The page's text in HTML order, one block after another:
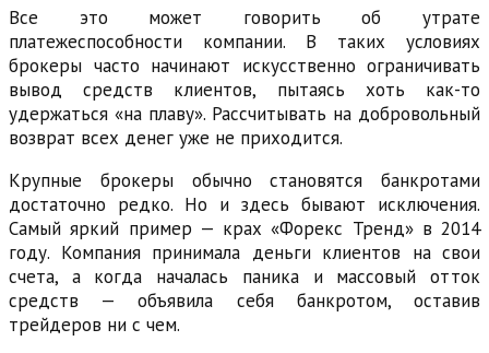
Все это может говорить об утрате
платежеспособности компании. В таких условиях
брокеры часто начинают искусственно ограничивать
вывод средств клиентов, пытаясь хоть как-то
удержаться «на плаву». Рассчитывать на добровольный
возврат всех денег уже не приходится.
Крупные брокеры обычно становятся банкротами
достаточно редко. Но и здесь бывают исключения.
Самый яркий пример — крах «Форекс Тренд» в 2014
году. Компания принимала деньги клиентов на свои
счета, а когда началась паника и массовый отток
средств — объявила себя банкротом, оставив
трейдеров ни с чем.